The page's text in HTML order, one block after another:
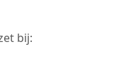
bij: